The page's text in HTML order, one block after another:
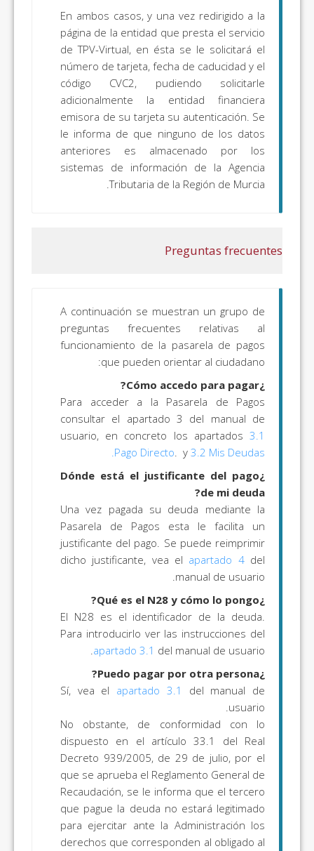
En ambos casos, y una vez redirigido a la
página de la entidad que presta el servicio
de TPV-Virtual, en ésta se le solicitará el
número de tarjeta, fecha de caducidad y el
código CVC2, pudiendo solicitarle
adicionalmente la entidad financiera
emisora de su tarjeta su autenticación. Se
le informa de que ninguno de los datos
anteriores es almacenado por los
sistemas de información de la Agencia
Tributaria de la Región de Murcia.
Preguntas frecuentes
A continuación se muestran un grupo de
preguntas frecuentes relativas al
funcionamiento de la pasarela de pagos
que pueden orientar al ciudadano:
¿Cómo accedo para pagar?
Para acceder a la Pasarela de Pagos
consultar el apartado 3 del manual de
usuario, en concreto los apartados 3.1
Pago Directo. y 3.2 Mis Deudas
.
¿Dónde está el justificante del pago
de mi deuda?
Una vez pagada su deuda mediante la
Pasarela de Pagos esta le facilita un
justificante del pago. Se puede reimprimir
dicho justificante, vea el apartado 4del
manual de usuario.
¿Qué es el N28 y cómo lo pongo?
El N28 es el identificador de la deuda.
Para introducirlo ver las instrucciones del
apartado 3.1 del manual de usuario.
¿Puedo pagar por otra persona?
Sí, vea el apartado 3.1
del manual de
usuario.
No obstante, de conformidad con lo
dispuesto en el artículo 33.1 del Real
Decreto 939/2005, de 29 de julio, por el
que se aprueba el Reglamento General de
Recaudación, se le informa que el tercero
que pague la deuda no estará legitimado
para ejercitar ante la Administración los
derechos que corresponden al obligado al